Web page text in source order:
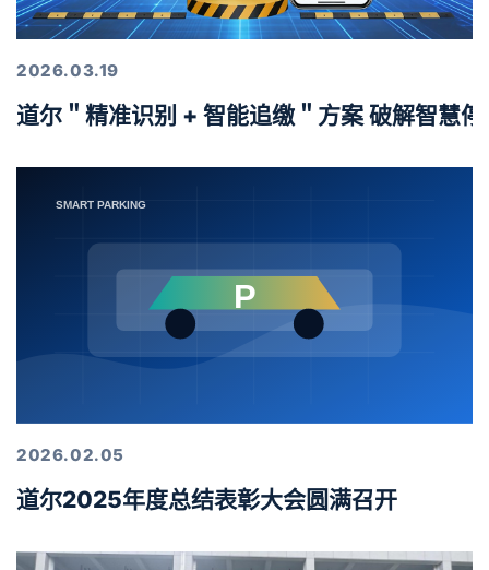
2026.03.19
道尔＂精准识别 + 智能追缴＂方案 破解智慧
2026.02.05
道尔2025年度总结表彰大会圆满召开